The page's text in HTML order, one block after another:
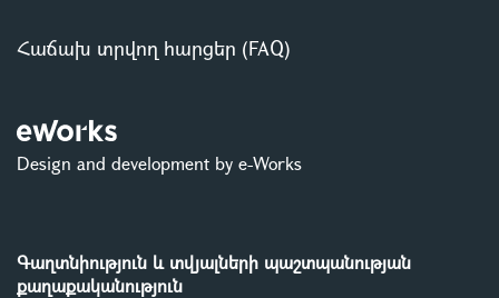
Հաճախ տրվող հարցեր (FAQ)
Design and development by e-Works
Գաղտնիություն և տվյալների պաշտպանության
քաղաքականություն